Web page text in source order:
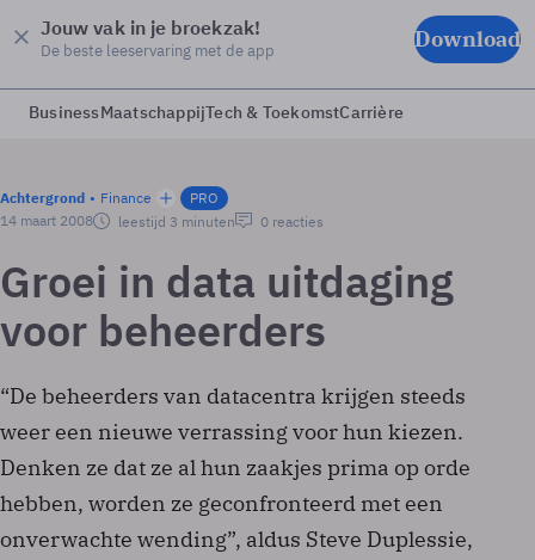
Jouw vak in je broekzak!
De beste leeservaring met de app Download
BusinessMaatschappijTech & ToekomstCarrière
Achtergrond Finance
PRO
14 maart 2008
leestijd 3 minuten 0 reacties
Groei in data uitdaging
voor beheerders
“De beheerders van datacentra krijgen steeds
weer een nieuwe verrassing voor hun kiezen.
Denken ze dat ze al hun zaakjes prima op orde
hebben, worden ze geconfronteerd met een
onverwachte wending”, aldus Steve Duplessie,